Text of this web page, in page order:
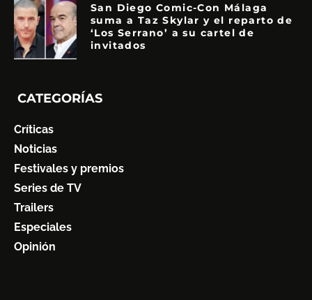
San Diego Comic-Con Málaga
suma a Taz Skylar y el reparto de
‘Los Serrano’ a su cartel de
invitados
CATEGORÍAS
Críticas
Noticias
Festivales y premios
Series de TV
Trailers
Especiales
Opinión